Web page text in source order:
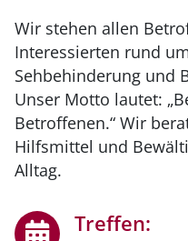
Wir stehen allen
Interessierten rund
Sehbehinderung und
Unser Motto lautet:
Betroffenen.“ Wir
Hilfsmittel und
Alltag.
Treffen: